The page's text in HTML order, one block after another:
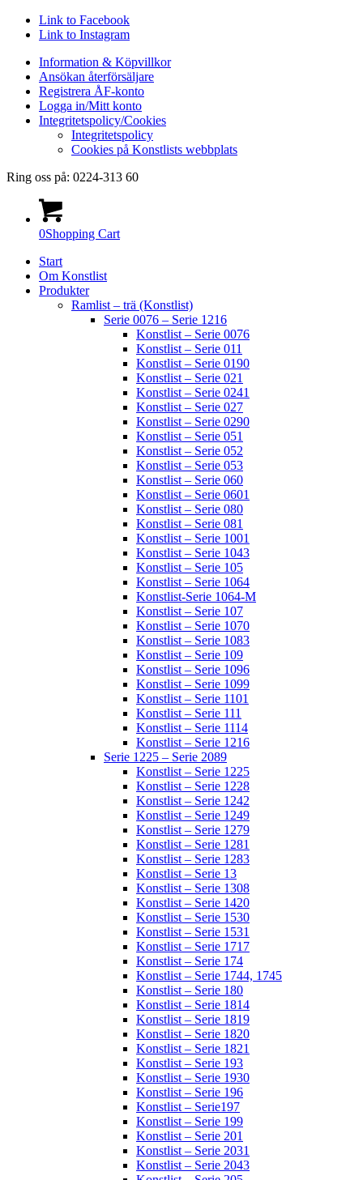
Link to Facebook
Link to Instagram
Information & Köpvillkor
Ansökan återförsäljare
Registrera ÅF-konto
Logga in/Mitt konto
Integritetspolicy/Cookies
Integritetspolicy
Cookies på Konstlists webbplats
Ring oss på: 0224-313 60
0Shopping Cart
Start
Om Konstlist
Produkter
Ramlist – trä (Konstlist)
Serie 0076 – Serie 1216
Konstlist – Serie 0076
Konstlist – Serie 011
Konstlist – Serie 0190
Konstlist – Serie 021
Konstlist – Serie 0241
Konstlist – Serie 027
Konstlist – Serie 0290
Konstlist – Serie 051
Konstlist – Serie 052
Konstlist – Serie 053
Konstlist – Serie 060
Konstlist – Serie 0601
Konstlist – Serie 080
Konstlist – Serie 081
Konstlist – Serie 1001
Konstlist – Serie 1043
Konstlist – Serie 105
Konstlist – Serie 1064
Konstlist-Serie 1064-M
Konstlist – Serie 107
Konstlist – Serie 1070
Konstlist – Serie 1083
Konstlist – Serie 109
Konstlist – Serie 1096
Konstlist – Serie 1099
Konstlist – Serie 1101
Konstlist – Serie 111
Konstlist – Serie 1114
Konstlist – Serie 1216
Serie 1225 – Serie 2089
Konstlist – Serie 1225
Konstlist – Serie 1228
Konstlist – Serie 1242
Konstlist – Serie 1249
Konstlist – Serie 1279
Konstlist – Serie 1281
Konstlist – Serie 1283
Konstlist – Serie 13
Konstlist – Serie 1308
Konstlist – Serie 1420
Konstlist – Serie 1530
Konstlist – Serie 1531
Konstlist – Serie 1717
Konstlist – Serie 174
Konstlist – Serie 1744, 1745
Konstlist – Serie 180
Konstlist – Serie 1814
Konstlist – Serie 1819
Konstlist – Serie 1820
Konstlist – Serie 1821
Konstlist – Serie 193
Konstlist – Serie 1930
Konstlist – Serie 196
Konstlist – Serie197
Konstlist – Serie 199
Konstlist – Serie 201
Konstlist – Serie 2031
Konstlist – Serie 2043